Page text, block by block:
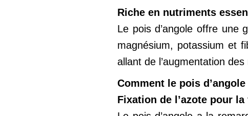
Riche en nutriments
Le pois d’angole offre une
magnésium, potassium et
allant de l’augmentation
Comment le pois
Fixation de l’azote pour